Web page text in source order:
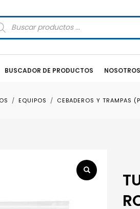
BUSCADOR DE PRODUCTOS NOSOTROS
EQUIPOS CEBADEROS Y TRAMPAS